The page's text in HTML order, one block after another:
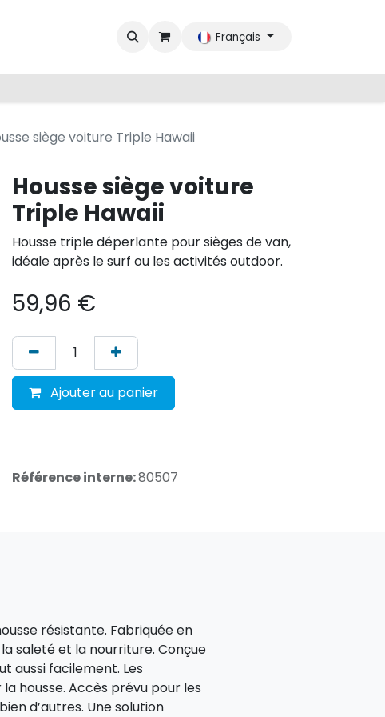
Français
siège voiture Triple Hawaii
Housse siège voiture
Triple Hawaii
Housse triple déperlante pour sièges de van,
idéale après le surf ou les activités outdoor.
59,96 €
Ajouter au panier
Référence interne:80507
résistante. Fabriquée en
saleté et la nourriture. Conçue
aussi facilement. Les
housse. Accès prévu pour les
d’autres. Une solution